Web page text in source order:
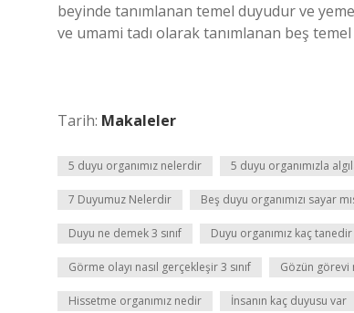
beyinde tanımlanan temel duyudur ve
ve umami tadı olarak tanımlanan beş temel
Tarih: Makaleler
5 duyu organımız nelerdir 5 duyu organımızla
7 Duyumuz Nelerdir Beş duyu organımızı sayar
Duyu ne demek 3 sınıf Duyu organımız kaç tanedir
Görme olayı nasıl gerçekleşir 3 sınıf Gözün görevi
Hissetme organımız nedir İnsanın kaç duyusu var